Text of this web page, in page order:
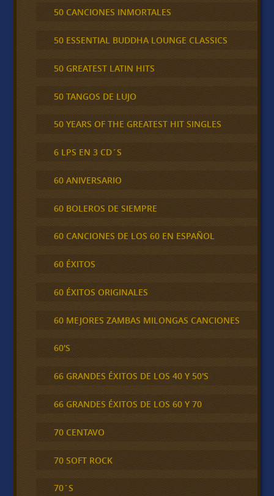
50 CANCIONES INMORTALES
50 ESSENTIAL BUDDHA LOUNGE CLASSICS
50 GREATEST LATIN HITS
50 TANGOS DE LUJO
50 YEARS OF THE GREATEST HIT SINGLES
6 LPS EN 3 CD´S
60 ANIVERSARIO
60 BOLEROS DE SIEMPRE
60 CANCIONES DE LOS 60 EN ESPAÑOL
60 ÉXITOS
60 ÉXITOS ORIGINALES
60 MEJORES ZAMBAS MILONGAS CANCIONES
60'S
66 GRANDES ÉXITOS DE LOS 40 Y 50'S
66 GRANDES ÉXITOS DE LOS 60 Y 70
70 CENTAVO
70 SOFT ROCK
70´S